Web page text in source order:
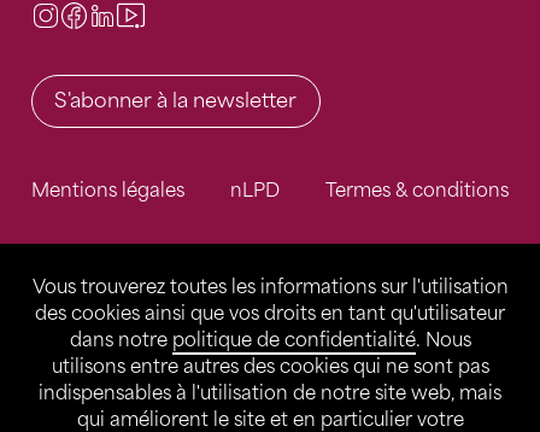
Vous trouverez toutes les informations sur l'utilisation
des cookies ainsi que vos droits en tant qu'utilisateur
dans notre politique de confidentialité. Nous
utilisons entre autres des cookies qui ne sont pas
indispensables à l'utilisation de notre site web, mais
qui améliorent le site et en particulier votre
Instagram
Facebook
LinkedIn
S'abonner à la newsletter
Mentions légales nLPD Termes & conditions